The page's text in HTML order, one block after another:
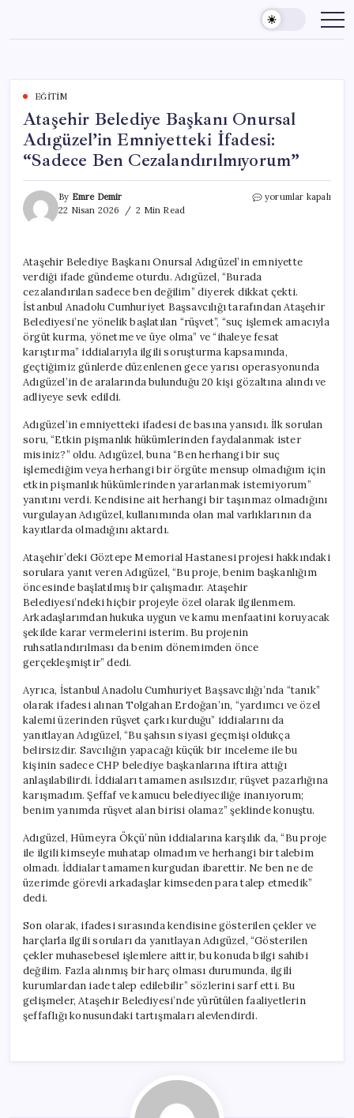
content
EĞITIM
Ataşehir Belediye Başkanı Onursal
Adıgüzel’in Emniyetteki İfadesi:
“Sadece Ben Cezalandırılmıyorum”
By Emre Demir
22 Nisan 2026
2 Min Read
Ataşehir
Emniyetteki
“Sadece
Ben
yorumlar kapalı
Ataşehir Belediye Başkanı Onursal Adıgüzel’in emniyette
verdiği ifade gündeme oturdu. Adıgüzel, “Burada
cezalandırılan sadece ben değilim” diyerek dikkat çekti.
İstanbul Anadolu Cumhuriyet Başsavcılığı tarafından Ataşehir
Belediyesi’ne yönelik başlatılan “rüşvet”, “suç işlemek amacıyla
örgüt kurma, yönetme ve üye olma” ve “ihaleye fesat
karıştırma” iddialarıyla ilgili soruşturma kapsamında,
geçtiğimiz günlerde düzenlenen gece yarısı operasyonunda
Adıgüzel’in de aralarında bulunduğu 20 kişi gözaltına alındı ve
adliyeye sevk edildi.
Adıgüzel’in emniyetteki ifadesi de basına yansıdı. İlk sorulan
soru, “Etkin pişmanlık hükümlerinden faydalanmak ister
misiniz?” oldu. Adıgüzel, buna “Ben herhangi bir suç
işlemediğim veya herhangi bir örgüte mensup olmadığım için
etkin pişmanlık hükümlerinden yararlanmak istemiyorum”
yanıtını verdi. Kendisine ait herhangi bir taşınmaz olmadığını
vurgulayan Adıgüzel, kullanımında olan mal varlıklarının da
kayıtlarda olmadığını aktardı.
Ataşehir’deki Göztepe Memorial Hastanesi projesi hakkındaki
sorulara yanıt veren Adıgüzel, “Bu proje, benim başkanlığım
öncesinde başlatılmış bir çalışmadır. Ataşehir
Belediyesi’ndeki hiçbir projeyle özel olarak ilgilenmem.
Arkadaşlarımdan hukuka uygun ve kamu menfaatini koruyacak
şekilde karar vermelerini isterim. Bu projenin
ruhsatlandırılması da benim dönemimden önce
gerçekleşmiştir” dedi.
Ayrıca, İstanbul Anadolu Cumhuriyet Başsavcılığı’nda “tanık”
olarak ifadesi alınan Tolgahan Erdoğan’ın, “yardımcı ve özel
kalemi üzerinden rüşvet çarkı kurduğu” iddialarını da
yanıtlayan Adıgüzel, “Bu şahsın siyasi geçmişi oldukça
belirsizdir. Savcılığın yapacağı küçük bir inceleme ile bu
kişinin sadece CHP belediye başkanlarına iftira attığı
anlaşılabilirdi. İddiaları tamamen asılsızdır, rüşvet pazarlığına
karışmadım. Şeffaf ve kamucu belediyeciliğe inanıyorum;
benim yanımda rüşvet alan birisi olamaz” şeklinde konuştu.
Adıgüzel, Hümeyra Ökçü’nün iddialarına karşılık da, “Bu proje
ile ilgili kimseyle muhatap olmadım ve herhangi bir talebim
olmadı. İddialar tamamen kurgudan ibarettir. Ne ben ne de
üzerimde görevli arkadaşlar kimseden para talep etmedik”
dedi.
Son olarak, ifadesi sırasında kendisine gösterilen çekler ve
harçlarla ilgili soruları da yanıtlayan Adıgüzel, “Gösterilen
çekler muhasebesel işlemlere aittir, bu konuda bilgi sahibi
değilim. Fazla alınmış bir harç olması durumunda, ilgili
kurumlardan iade talep edilebilir” sözlerini sarf etti. Bu
gelişmeler, Ataşehir Belediyesi’nde yürütülen faaliyetlerin
şeffaflığı konusundaki tartışmaları alevlendirdi.